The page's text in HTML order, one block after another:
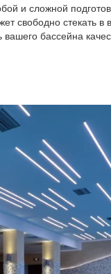
и сложной
свободно стекать
бассейна